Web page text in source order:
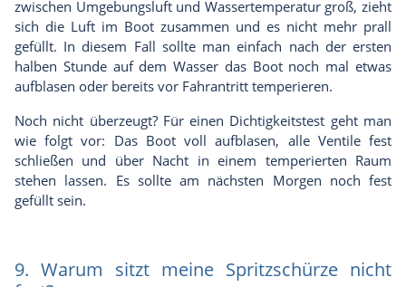
zwischen Umgebungsluft und Wassertemperatur groß, zieht
sich die Luft im Boot zusammen und es nicht mehr prall
gefüllt. In diesem Fall sollte man einfach nach der ersten
halben Stunde auf dem Wasser das Boot noch mal etwas
aufblasen oder bereits vor Fahrantritt temperieren.
Noch nicht überzeugt? Für einen Dichtigkeitstest geht man
wie folgt vor: Das Boot voll aufblasen, alle Ventile fest
schließen und über Nacht in einem temperierten Raum
stehen lassen. Es sollte am nächsten Morgen noch fest
gefüllt sein.
9. Warum sitzt meine Spritzschürze nicht